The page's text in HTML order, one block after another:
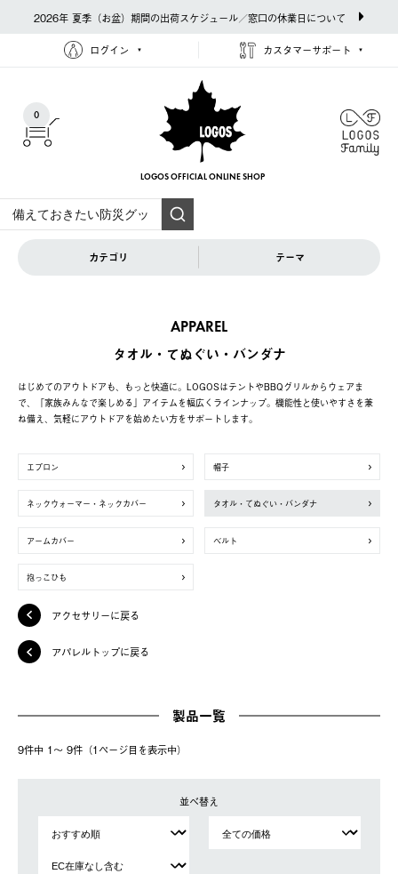
2026年 夏季（お盆）期間の出荷スケジュール／窓口の休業日について
ログイン カスタマーサポート
0
LOGOS OFFICIAL ONLINE SHOP
カテゴリ テーマ
APPAREL
タオル・てぬぐい・バンダナ
はじめてのアウトドアも、もっと快適に。LOGOSはテントやBBQグリルからウェアま
で、「家族みんなで楽しめる」アイテムを幅広くラインナップ。機能性と使いやすさを兼
ね備え、気軽にアウトドアを始めたい方をサポートします。
エプロン 帽子
ネックウォーマー・ネックカバー タオル・てぬぐい・バンダナ
アームカバー ベルト
抱っこひも
アクセサリーに戻る
アパレルトップに戻る
製品一覧
9件中 1〜 9件（1ページ⽬を表⽰中）
並べ替え